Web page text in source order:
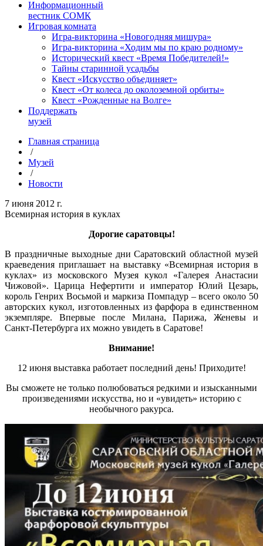
Информационный
вестник СОМК
Игровая комната
Игра-викторина «Новогодняя мишура»
Игра-викторина «Ходим мы по краю родному»
Исторический квест «Время Победителей!»
Тайны старинной усадьбы
Квест «Искусство объединяет»
Квест «От колеса до околоземной орбиты»
Квест «Рожденные на Волге»
Поддержать
музей
Главная страница
/
Музей
/
Новости
7 июня 2012 г.
Всемирная история в куклах
Дорогие саратовцы!
В праздничные выходные дни Саратовский областной музей
краеведения приглашает на выставку «Всемирная история в
куклах» из московского Музея кукол «Галерея Анастасии
Чижовой». Царица Нефертити и император Юлий Цезарь,
король Генрих Восьмой и маркиза Помпадур – всего около 50
авторских кукол, изготовленных из фарфора в единственном
экземпляре. Впервые после Милана, Парижа, Женевы и
Санкт-Петербурга их можно увидеть в Саратове!
Внимание!
12 июня выставка работает последний день! Приходите!
Вы сможете не только полюбоваться редкими и изысканными
произведениями искусства, но и «увидеть» историю с
необычного ракурса.